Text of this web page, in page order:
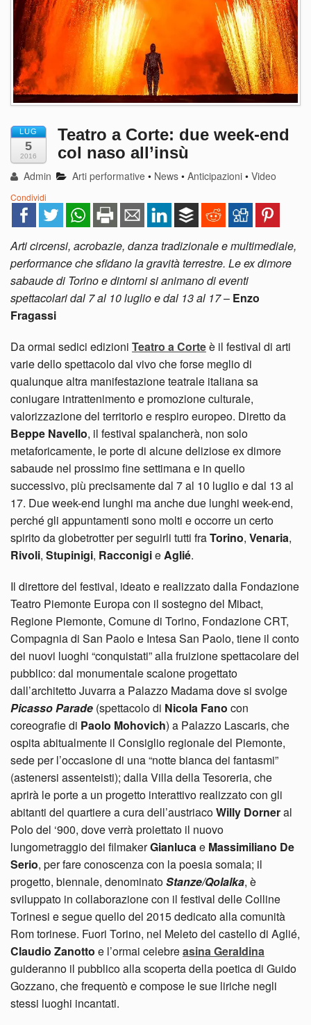
LUG
5
2016
Teatro a Corte: due week-end
col naso all’insù
Admin Arti performative • News •Anticipazioni •Video
Condividi
Arti circensi, acrobazie, danza tradizionale e multimediale,
performance che sfidano la gravità terrestre. Le ex dimore
sabaude di Torino e dintorni si animano di eventi
spettacolari dal 7 al 10 luglio e dal 13 al 17– Enzo
Fragassi
Da ormai sedici edizioni Teatro a Corteè il festival di arti
varie dello spettacolo dal vivo che forse meglio di
qualunque altra manifestazione teatrale italiana sa
coniugare intrattenimento e promozione culturale,
valorizzazione del territorio e respiro europeo. Diretto da
Beppe Navello, il festival spalancherà, non solo
metaforicamente, le porte di alcune deliziose ex dimore
sabaude nel prossimo fine settimana e in quello
successivo, più precisamente dal 7 al 10 luglio e dal 13 al
17. Due week-end lunghi ma anche due lunghi week-end,
perché gli appuntamenti sono molti e occorre un certo
spirito da globetrotter per seguirli tutti fraTorino, Venaria,
Rivoli, Stupinigi, RacconigieAglié.
Il direttore del festival, ideato e realizzato dalla Fondazione
Teatro Piemonte Europa con il sostegno del Mibact,
Regione Piemonte, Comune di Torino, Fondazione CRT,
Compagnia di San Paolo e Intesa San Paolo, tiene il conto
dei nuovi luoghi “conquistati” alla fruizione spettacolare del
pubblico: dal monumentale scalone progettato
dall’architetto Juvarra a Palazzo Madama dove si svolge
Picasso Parade (spettacolo di Nicola Fano con
coreografie di Paolo Mohovich) a Palazzo Lascaris, che
ospita abitualmente il Consiglio regionale del Piemonte,
sede per l’occasione di una “notte bianca dei fantasmi”
(astenersi assenteisti); dalla Villa della Tesoreria, che
aprirà le porte a un progetto interattivo realizzato con gli
abitanti del quartiere a cura dell’austriacoWilly Dorneral
Polo del ‘900, dove verrà proiettato il nuovo
lungometraggio dei filmakerGianlucae Massimiliano De
Serio, per fare conoscenza con la poesia somala; il
progetto, biennale, denominatoStanze/Qolalka, è
sviluppato in collaborazione con il festival delle Colline
Torinesi e segue quello del 2015 dedicato alla comunità
Rom torinese. Fuori Torino, nel Meleto del castello di Aglié,
Claudio Zanotto e l’ormai celebreasina Geraldina
guideranno il pubblico alla scoperta della poetica di Guido
Gozzano, che frequentò e compose le sue liriche negli
stessi luoghi incantati.